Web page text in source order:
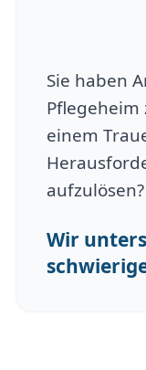
Sie haben
Pflegeheim
einem
aufzulösen?
Wir